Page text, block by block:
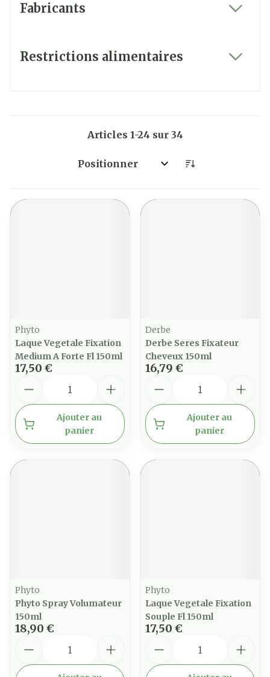
Fabricants
Restrictions alimentaires
Articles 1-24 sur 34
Trier par:
Phyto
Laque Vegetale Fixation
Medium A Forte Fl 150ml
17,50 €
Ajouter au
panier
Derbe
Derbe Seres Fixateur
Cheveux 150ml
16,79 €
Ajouter au
panier
Phyto
Phyto Spray Volumateur
150ml
18,90 €
Phyto
Laque Vegetale Fixation
Souple Fl 150ml
17,50 €